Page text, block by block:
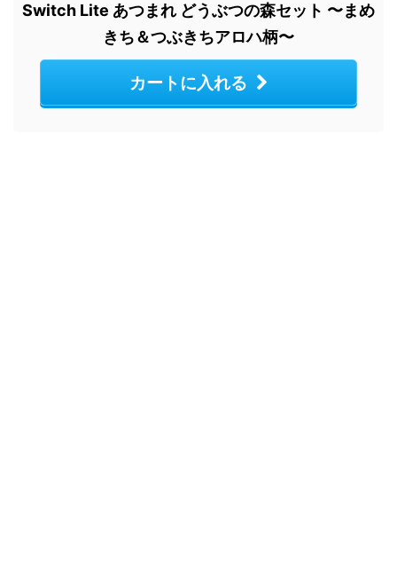
Switch Lite あつまれ どうぶつの森セット 〜まめ
きち＆つぶきちアロハ柄〜
カートに入れる